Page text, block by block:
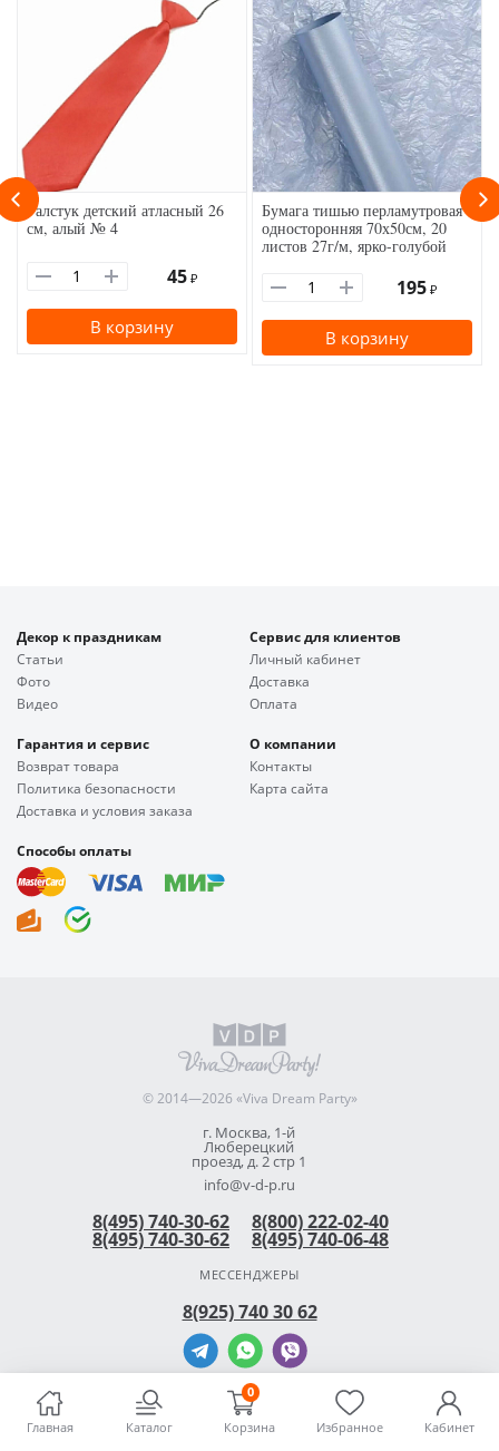
Главная Каталог
0
Корзина Избранное Кабинет
Галстук детский атласный 26
см, алый № 4
45 ₽
В корзину
Бумага тишью перламутровая
односторонняя 70х50см, 20
листов 27г/м, ярко-голубой
195 ₽
В корзину
Декор к праздникам
Статьи
Фото
Видео
Сервис для клиентов
Личный кабинет
Доставка
Оплата
Гарантия и сервис
Возврат товара
Политика безопасности
Доставка и условия заказа
О компании
Контакты
Карта сайта
Способы оплаты
© 2014—2026 «Viva Dream Party»
г. Москва, 1-й
Люберецкий
проезд, д. 2 стр 1
info@v-d-p.ru
8(495) 740-30-62 8(800) 222-02-40
8(495) 740-30-62 8(495) 740-06-48
МЕССЕНДЖЕРЫ
8(925) 740 30 62